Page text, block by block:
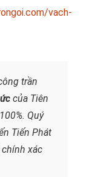
vach-
trần
của Tiên
Quý
Tiến Phát
xác